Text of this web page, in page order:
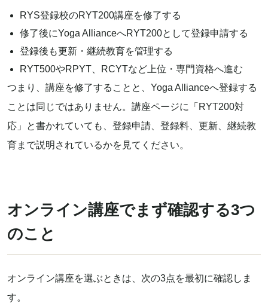
RYS登録校のRYT200講座を修了する
修了後にYoga AllianceへRYT200として登録申請する
登録後も更新・継続教育を管理する
RYT500やRPYT、RCYTなど上位・専門資格へ進む
つまり、講座を修了することと、Yoga Allianceへ登録する
ことは同じではありません。講座ページに「RYT200対
応」と書かれていても、登録申請、登録料、更新、継続教
育まで説明されているかを見てください。
オンライン講座でまず確認する3つ
のこと
オンライン講座を選ぶときは、次の3点を最初に確認しま
す。